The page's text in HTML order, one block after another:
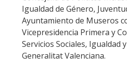
Igualdad de Género,
Ayuntamiento de Museros
Vicepresidencia Primera y
Servicios Sociales, Igualdad
Generalitat Valenciana.